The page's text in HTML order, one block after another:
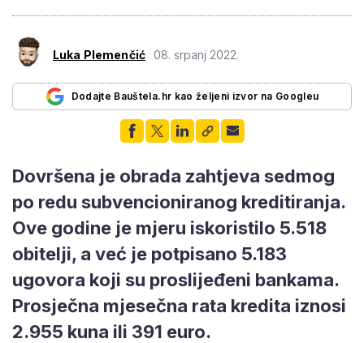
Luka Plemenčić 08. srpanj 2022.
Dodajte Bauštela.hr kao željeni izvor na Googleu
Dovršena je obrada zahtjeva sedmog
po redu subvencioniranog kreditiranja.
Ove godine je mjeru iskoristilo 5.518
obitelji, a već je potpisano 5.183
ugovora koji su proslijeđeni bankama.
Prosječna mjesečna rata kredita iznosi
2.955 kuna ili 391 euro.